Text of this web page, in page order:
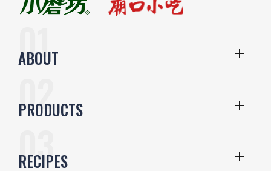
ABOUT
PRODUCTS
RECIPES